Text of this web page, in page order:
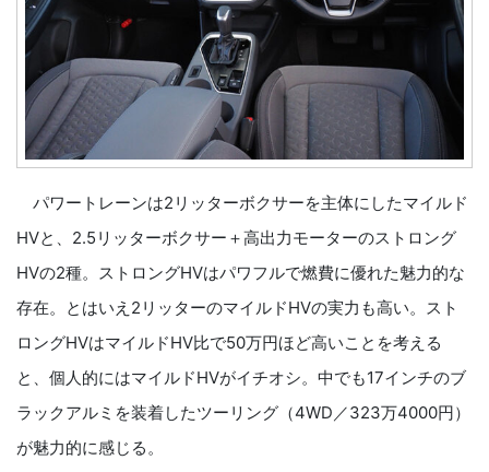
パワートレーンは2リッターボクサーを主体にしたマイルド
HVと、2.5リッターボクサー＋高出力モーターのストロング
HVの2種。ストロングHVはパワフルで燃費に優れた魅力的な
存在。とはいえ2リッターのマイルドHVの実力も高い。スト
ロングHVはマイルドHV比で50万円ほど高いことを考える
と、個人的にはマイルドHVがイチオシ。中でも17インチのブ
ラックアルミを装着したツーリング（4WD／323万4000円）
が魅力的に感じる。